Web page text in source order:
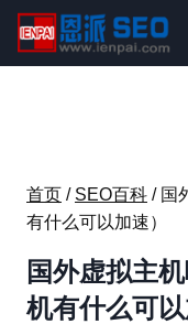
内
首页 / SEO百科 / 国
有什么可以加速）
国外虚拟主
机有什么可以